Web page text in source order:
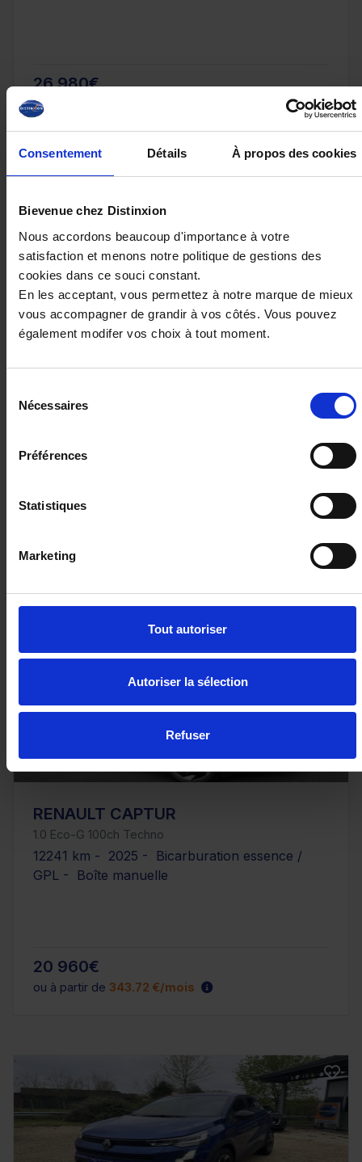
Consentement Détails À propos des cookies
Bievenue chez Distinxion
Nous accordons beaucoup d'importance à votre
satisfaction et menons notre politique de gestions des
cookies dans ce souci constant.
En les acceptant, vous permettez à notre marque de mieux
vous accompagner de grandir à vos côtés. Vous pouvez
également modifer vos choix à tout moment.
Nécessaires
Préférences
Statistiques
Marketing
Tout autoriser
Autoriser la sélection
Refuser
26 980€
ou à partir de
RENAULT SYMBIOZ
23129 km - 2025 - Essence Hybride - Boîte
RENAULT CAPTUR
1.0 Eco-G 100ch Techno
12241 km - 2025 - Bicarburation essence /
GPL - Boîte manuelle
20 960€
ou à partir de 343.72 €/mois